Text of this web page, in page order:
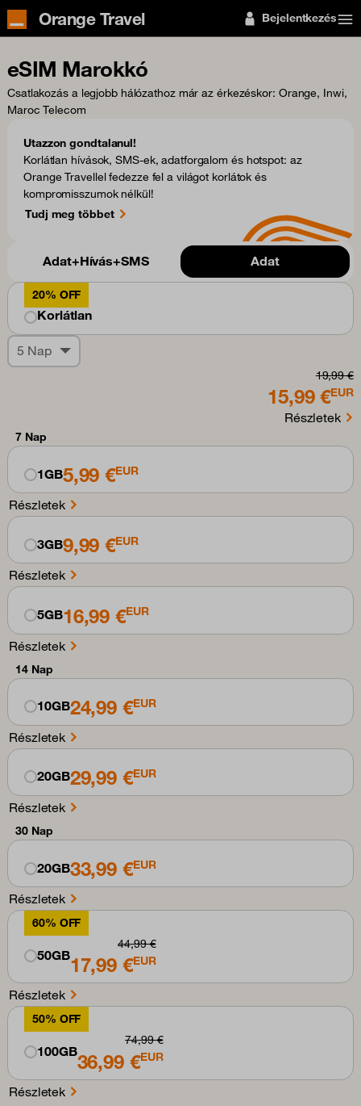
Orange Travel Bejelentkezés
eSIM Marokkó
Csatlakozás a legjobb hálózathoz már az érkezéskor: Orange, Inwi,
Maroc Telecom
Utazzon gondtalanul!
Korlátlan hívások, SMS-ek, adatforgalom és hotspot: az
Orange Travellel fedezze fel a világot korlátok és
kompromisszumok nélkül!
Tudj meg többet
Adat+Hívás+SMS Adat
20% OFF
Korlátlan
5 Nap
19,99 €
15,99 €EUR
Részletek
7 Nap
1GB5,99 €EUR
Részletek
3GB9,99 €EUR
Részletek
5GB16,99 €EUR
Részletek
14 Nap
10GB24,99 €EUR
Részletek
20GB29,99 €EUR
Részletek
30 Nap
20GB33,99 €EUR
Részletek
60% OFF
50GB
44,99 €
17,99 €EUR
Részletek
50% OFF
100GB
74,99 €
36,99 €EUR
Részletek